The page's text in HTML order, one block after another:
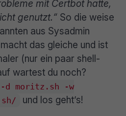
mit Certbot hatte,
genutzt.“ So die weise
aus Sysadmin
macht das gleiche und ist
(nur ein paar shell-
wartest du noch?
d moritz.sh -w
und los geht’s!